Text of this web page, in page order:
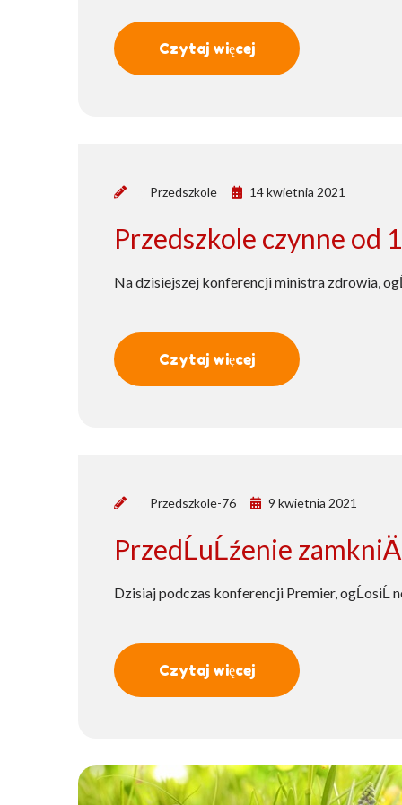
Czytaj więcej
Przedszkole 14 kwietnia 2021
Przedszkole czynne od
Na dzisiejszej konferencji ministra zdrowia,
Czytaj więcej
Przedszkole-76 9 kwietnia 2021
PrzedĹuĹźenie
Dzisiaj podczas konferencji Premier, ogĹosiĹ
Czytaj więcej